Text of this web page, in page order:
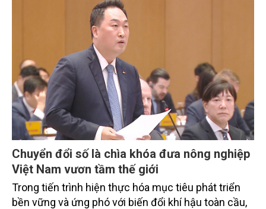
doanh nghiệp, hợp tác xã và nông dân đang trực
tiếp triển khai mô hình sản xuất lúa phát thải thấp.
Chuyển đổi số là chìa khóa đưa nông nghiệp
Việt Nam vươn tầm thế giới
Trong tiến trình hiện thực hóa mục tiêu phát triển
bền vững và ứng phó với biến đổi khí hậu toàn cầu,